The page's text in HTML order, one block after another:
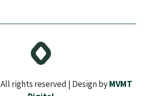
All rights reserved | Design byMVMT